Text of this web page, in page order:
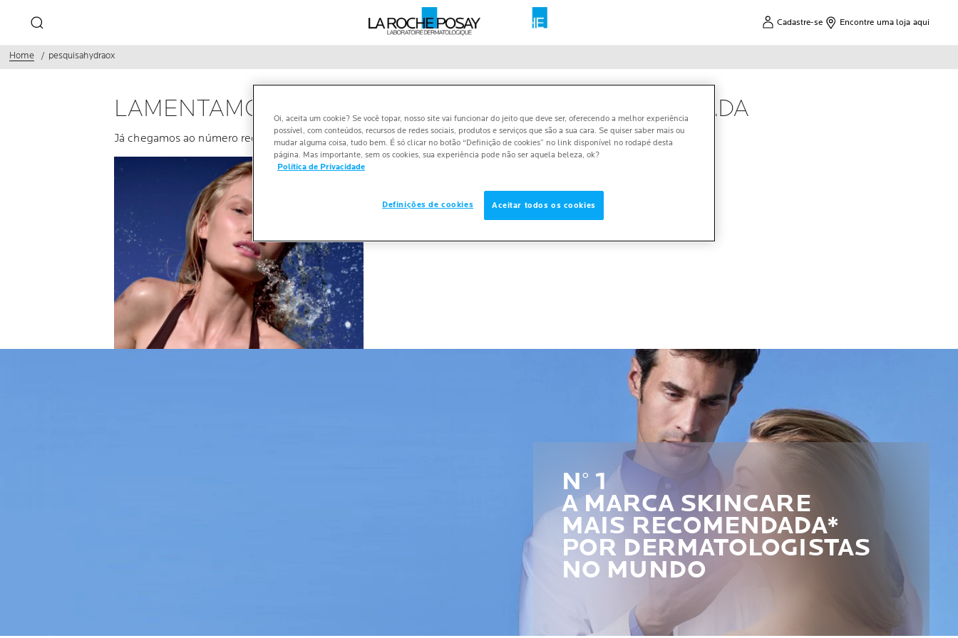
Cadastre-se Encontre uma loja aqui
Home pesquisahydraox
LAMENTAMOS, MAS ESSA PESQUISA ESTÁ ENCERRADA
Já chegamos ao número requerido de respondentes. Agradecemos seu acesso.
N° 1
A MARCA SKINCARE
MAIS RECOMENDADA*
POR DERMATOLOGISTAS
NO MUNDO
Oi, aceita um cookie? Se você topar, nosso site vai funcionar do jeito que deve ser, oferecendo a melhor experiência
possível, com conteúdos, recursos de redes sociais, produtos e serviços que são a sua cara. Se quiser saber mais ou
mudar alguma coisa, tudo bem. É só clicar no botão “Definição de cookies” no link disponível no rodapé desta
página. Mas importante, sem os cookies, sua experiência pode não ser aquela beleza, ok?
Política de Privacidade
Definições de cookies Aceitar todos os cookies